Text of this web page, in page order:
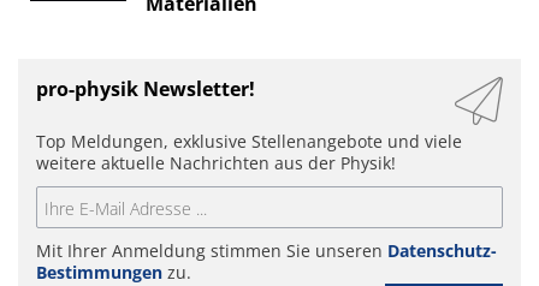
pro-physik Newsletter!
Top Meldungen, exklusive Stellenangebote und viele
weitere aktuelle Nachrichten aus der Physik!
Mit Ihrer Anmeldung stimmen Sie unseren Datenschutz-
Bestimmungen zu.